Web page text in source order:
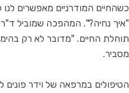
כשהחיים המודרניים מאפשרים
"איך נחיה?". המהפכה שמוביל ד"ר
תוחלת החיים. "מדובר לא רק
מסביר.
הטיפולים במרפאה של וידר פונים